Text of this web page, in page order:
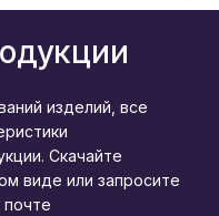
изделий, все
Скачайте
виде или запросите
почте